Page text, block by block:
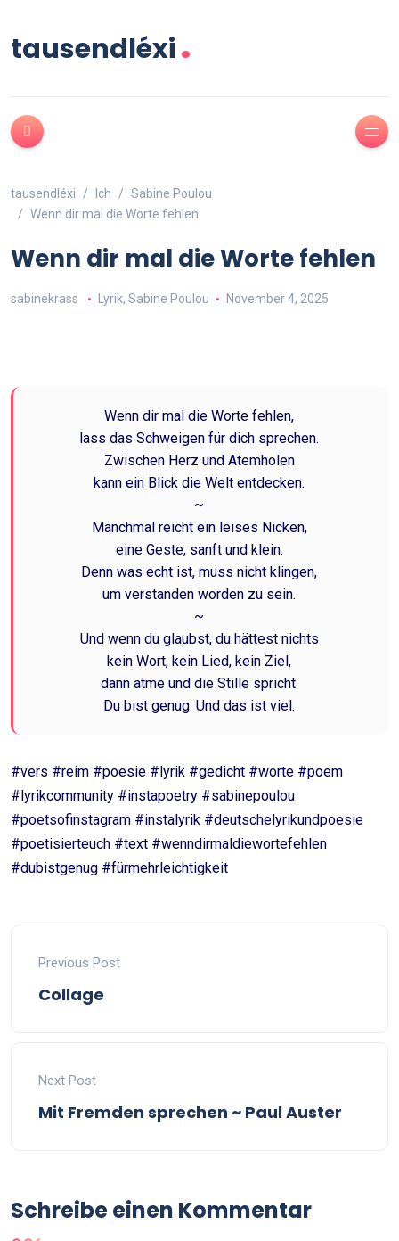
tausendléxi.
tausendléxi Ich
Sabine Poulou
Wenn dir mal die Worte fehlen
Wenn dir mal die Worte fehlen
sabinekrass Lyrik, Sabine Poulou November 4, 2025
Wenn dir mal die Worte fehlen,
lass das Schweigen für dich sprechen.
Zwischen Herz und Atemholen
kann ein Blick die Welt entdecken.
~
Manchmal reicht ein leises Nicken,
eine Geste, sanft und klein.
Denn was echt ist, muss nicht klingen,
um verstanden worden zu sein.
~
Und wenn du glaubst, du hättest nichts
kein Wort, kein Lied, kein Ziel,
dann atme und die Stille spricht:
Du bist genug. Und das ist viel.
#vers #reim #poesie #lyrik #gedicht #worte #poem
#lyrikcommunity #instapoetry #sabinepoulou
#poetsofinstagram #instalyrik #deutschelyrikundpoesie
#poetisierteuch #text #wenndirmaldiewortefehlen
#dubistgenug #fürmehrleichtigkeit
Previous Post
Collage
Next Post
Mit Fremden sprechen ~ Paul Auster
Schreibe einen Kommentar